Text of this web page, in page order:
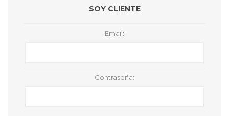
SOY CLIENTE
Email:
Contraseña: